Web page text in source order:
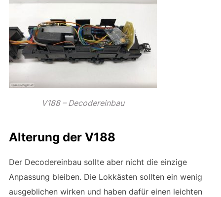
V188 – Decodereinbau
Alterung der V188
Der Decodereinbau sollte aber nicht die einzige
Anpassung bleiben. Die Lokkästen sollten ein wenig
ausgeblichen wirken und haben dafür einen leichten